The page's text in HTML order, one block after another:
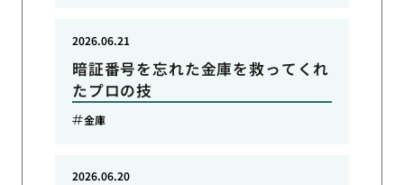
暗証番号を忘れた金庫を救ってくれ
たプロの技
2026.06.21
金庫
2026.06.20